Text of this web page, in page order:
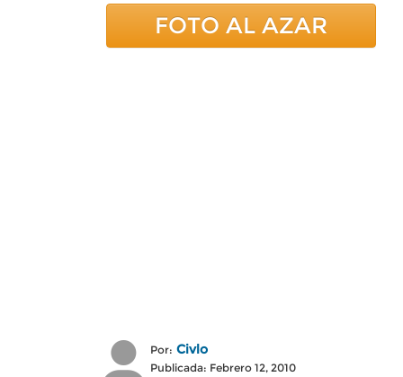
FOTO AL AZAR
Por: Civlo
Publicada: Febrero 12, 2010